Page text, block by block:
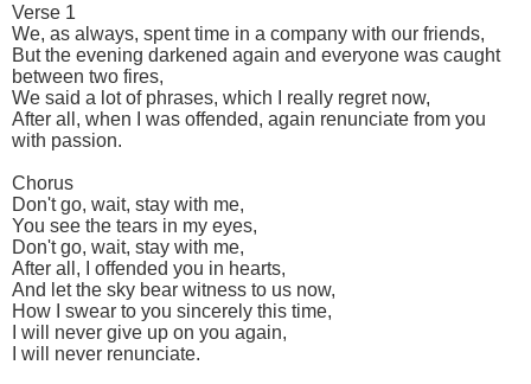
Verse 1
We, as always, spent time in a company with our friends,
But the evening darkened again and everyone was caught
between two fires,
We said a lot of phrases, which I really regret now,
After all, when I was offended, again renunciate from you
with passion.
Chorus
Don't go, wait, stay with me,
You see the tears in my eyes,
Don't go, wait, stay with me,
After all, I offended you in hearts,
And let the sky bear witness to us now,
How I swear to you sincerely this time,
I will never give up on you again,
I will never renunciate.